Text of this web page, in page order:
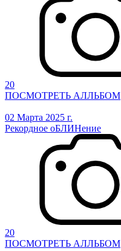
20
ПОСМОТРЕТЬ АЛЛЬБОМ
02 Марта 2025 г.
Рекордное оБЛИНение
20
ПОСМОТРЕТЬ АЛЛЬБОМ